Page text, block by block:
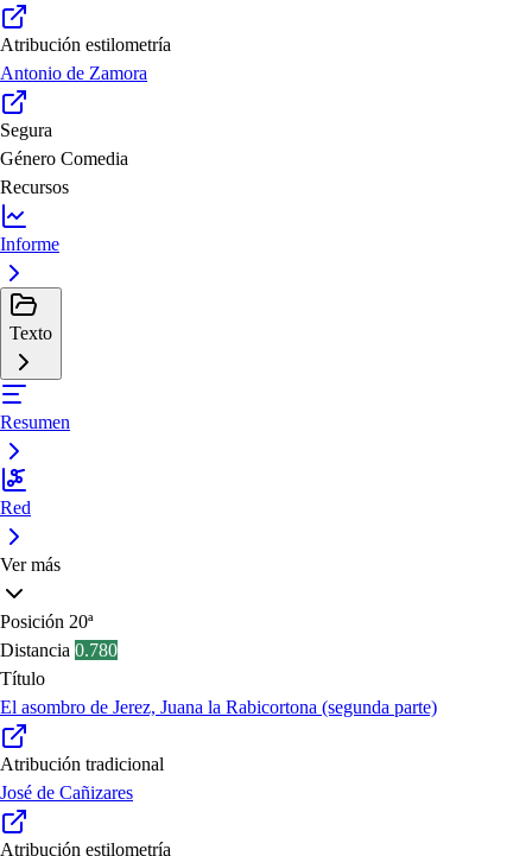
Atribución estilometría
Antonio de Zamora
Segura
Género Comedia
Recursos
Informe
Texto
Resumen
Red
Ver más
Posición 20ª
Distancia 0.780
Título
El asombro de Jerez, Juana la Rabicortona (segunda parte)
Atribución tradicional
José de Cañizares
Atribución estilometría